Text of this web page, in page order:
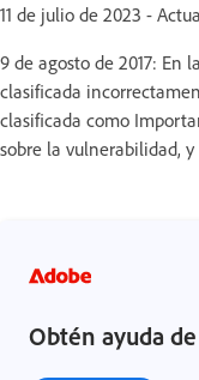
11 de julio de 2023 -
9 de agosto de 2017: En
clasificada
clasificada como
sobre la vulnerabilidad,
Obtén ayuda